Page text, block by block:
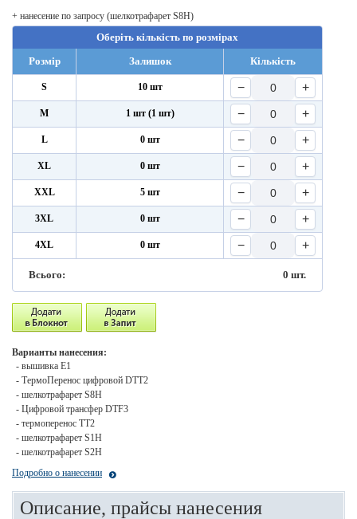
+ нанесение по запросу (шелкотрафарет S8H)
Оберіть кількість по розмірах
Розмір
Залишок Кількість
S 10 шт − +
M 1 шт (1 шт) − +
L 0 шт − +
XL 0 шт − +
XXL 5 шт − +
3XL 0 шт − +
4XL 0 шт − +
Всього: 0 шт.
Варианты нанесения:
- вышивка E1
- ТермоПеренос цифровой DTT2
- шелкотрафарет S8H
- Цифровой трансфер DTF3
- термоперенос ТТ2
- шелкотрафарет S1H
- шелкотрафарет S2H
Подробно о нанесении
Описание, прайсы нанесения